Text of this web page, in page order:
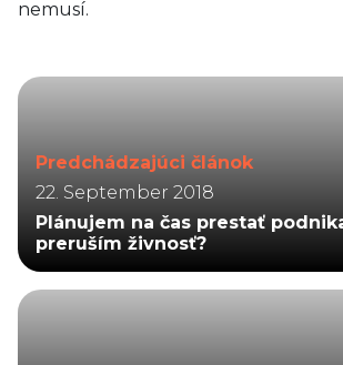
nemusí.
Predchádzajúci článok
22. September 2018
Plánujem na čas prestať
preruším živnosť?